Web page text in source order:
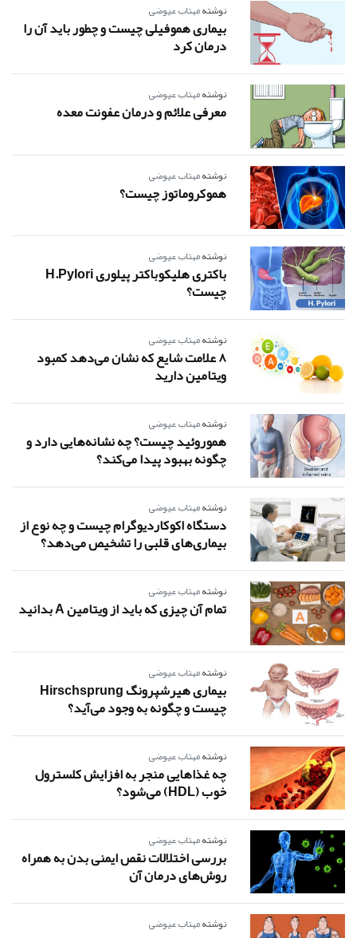
نوشتهمهتاب عیوضی
بیماری هموفیلی چیست و چطور باید آن را
درمان کرد
نوشتهمهتاب عیوضی
معرفی علائم و درمان عفونت معده
نوشتهمهتاب عیوضی
هموکروماتوز چیست؟
نوشتهمهتاب عیوضی
باکتری هلیکوباکتر پیلوری H.pylori
چیست؟
نوشتهمهتاب عیوضی
8 علامت شایع که نشان می‌دهد کمبود
ویتامین دارید
نوشتهمهتاب عیوضی
هموروئید چیست؟ چه نشانه‌هایی دارد و
چگونه بهبود پیدا می‌کند؟
نوشتهمهتاب عیوضی
دستگاه اکوکاردیوگرام چیست و چه نوع از
بیماری‌های قلبی را تشخیص می‌دهد؟
نوشتهمهتاب عیوضی
تمام آن چیزی که باید از ویتامین A بدانید
نوشتهمهتاب عیوضی
بیماری هیرشپرونگ Hirschsprung
چیست و چگونه به وجود می‌آید؟
نوشتهمهتاب عیوضی
چه غذاهایی منجر به افزایش کلسترول
خوب (HDL) می‌شود؟
نوشتهمهتاب عیوضی
بررسی اختلالات نقص ایمنی بدن به همراه
روش‌های درمان آن
نوشتهمهتاب عیوضی